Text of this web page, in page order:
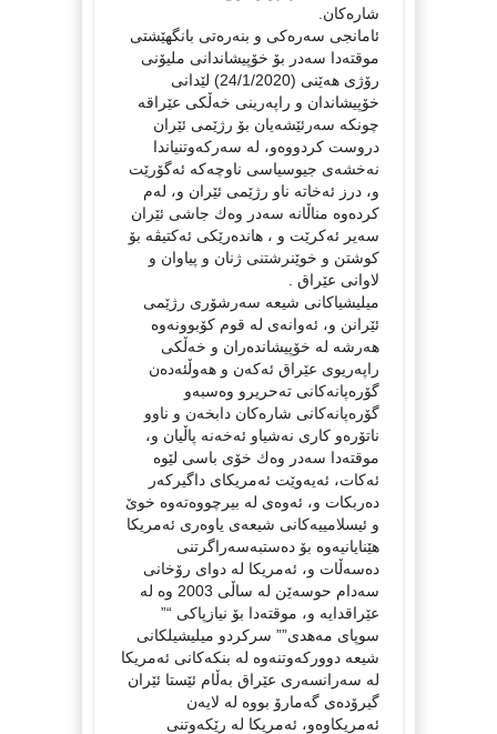
شاره‌كان.
ئامانجی سه‌ره‌كی و بنه‌ره‌تی بانگهێشتی
موقته‌دا سه‌در بۆ خۆپیشاندانی ملیۆنی
رۆژی هه‌ێنی (24/1/2020) لێدانی
خۆپیشاندان و راپه‌رینی خه‌ڵكی عێراقه‌
چونكه‌ سه‌رئێشه‌یان بۆ رژێمی ئێران
دروست كردووه‌و، له‌ سه‌ركه‌وتنیاندا
نه‌خشه‌ی جیوسیاسی ناوچه‌كه‌ ئه‌گۆرێت
و، درز ئه‌خاته‌ ناو رژێمی ئێران و، له‌م
كرده‌وه‌ مناڵانه‌ سه‌در وه‌ك جاشی ئێران
سه‌یر ئه‌كرێت و ، هانده‌رێكی ئه‌كتیڤه‌ بۆ
كوشتن و خوێنرشتنی ژنان و پیاوان و
لاوانی عێراق‌ .
میلیشیاكانی شیعه‌ سه‌رشۆری رژێمی
ئێرانن و، ئه‌وانه‌ی له‌ قوم كۆبوونه‌وه‌
هه‌رشه‌ له‌ خۆپیشانده‌ران و خه‌ڵكی
راپه‌ریوی عێراق ئه‌كه‌ن و هه‌وڵئه‌ده‌ن
گۆره‌پانه‌كانی ته‌حریرو وه‌سبه‌و
گۆره‌پانه‌كانی شاره‌كان دابخه‌ن و ناوو
ناتۆره‌و كاری نه‌شیاو ئه‌خه‌نه‌ پاڵیان و،
موقته‌دا سه‌در وه‌ك خۆی باسی لێوه‌
ئه‌كات، ئه‌یه‌وێت ئه‌مریكای داگیركه‌ر
ده‌ربكات و، ئه‌وه‌ی له‌ بیرچووه‌ته‌وه‌ خوێ
و ئیسلامییه‌كانی شیعه‌ی یاوه‌ری ئه‌مریكا
هێنایانیه‌وه‌ بۆ ده‌ستبه‌سه‌راگرتنی
ده‌سه‌ڵات و، ئه‌مریكا له‌ دوای رۆخانی
سه‌دام حوسه‌ێن له‌ ساڵی 2003 وه‌ له‌
عێراقدایه‌ و، موقته‌دا بۆ نیازپاكی “”
سوپای مه‌هدی”” سركردو میلیشیلكانی
شیعه‌ دووركه‌وتنه‌وه‌ له‌ بنكه‌كانی ئه‌مریكا
له‌ سه‌رانسه‌ری عێراق به‌ڵام ئێستا ئێران
گیرۆده‌ی گه‌مارۆ بووه‌ له‌ لایه‌ن
ئه‌مریكاوه‌و، ئه‌مریكا له‌ رێكه‌وتنی